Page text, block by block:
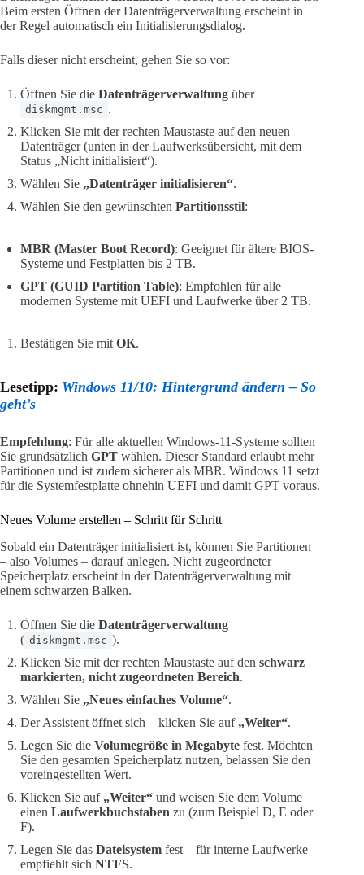
Beim ersten Öffnen der Datenträgerverwaltung erscheint in
der Regel automatisch ein Initialisierungsdialog.
Falls dieser nicht erscheint, gehen Sie so vor:
Öffnen Sie die Datenträgerverwaltung über
diskmgmt.msc .
Klicken Sie mit der rechten Maustaste auf den neuen
Datenträger (unten in der Laufwerksübersicht, mit dem
Status „Nicht initialisiert“).
Wählen Sie „Datenträger initialisieren“.
Wählen Sie den gewünschten Partitionsstil:
MBR (Master Boot Record): Geeignet für ältere BIOS-
Systeme und Festplatten bis 2 TB.
GPT (GUID Partition Table): Empfohlen für alle
modernen Systeme mit UEFI und Laufwerke über 2 TB.
Bestätigen Sie mit OK.
Lesetipp: Windows 11/10: Hintergrund ändern – So
geht’s
Empfehlung: Für alle aktuellen Windows-11-Systeme sollten
Sie grundsätzlich GPT wählen. Dieser Standard erlaubt mehr
Partitionen und ist zudem sicherer als MBR. Windows 11 setzt
für die Systemfestplatte ohnehin UEFI und damit GPT voraus.
Neues Volume erstellen – Schritt für Schritt
Sobald ein Datenträger initialisiert ist, können Sie Partitionen
– also Volumes – darauf anlegen. Nicht zugeordneter
Speicherplatz erscheint in der Datenträgerverwaltung mit
einem schwarzen Balken.
Öffnen Sie die Datenträgerverwaltung
( diskmgmt.msc ).
Klicken Sie mit der rechten Maustaste auf den schwarz
markierten, nicht zugeordneten Bereich.
Wählen Sie „Neues einfaches Volume“.
Der Assistent öffnet sich – klicken Sie auf „Weiter“.
Legen Sie die Volumegröße in Megabyte fest. Möchten
Sie den gesamten Speicherplatz nutzen, belassen Sie den
voreingestellten Wert.
Klicken Sie auf „Weiter“ und weisen Sie dem Volume
einen Laufwerkbuchstaben zu (zum Beispiel D, E oder
F).
Legen Sie das Dateisystem fest – für interne Laufwerke
empfiehlt sich NTFS.